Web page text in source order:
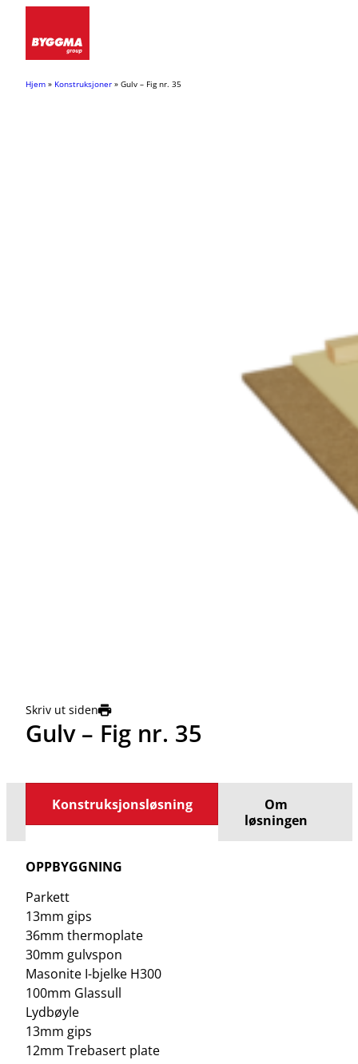
innhold
Hjem » Konstruksjoner » Gulv – Fig nr. 35
Gulv – Fig nr. 35
Skriv ut siden
Konstruksjonsløsning
Om
løsningen
OPPBYGGNING
Parkett
13mm gips
36mm thermoplate
30mm gulvspon
Masonite I-bjelke H300
100mm Glassull
Lydbøyle
13mm gips
12mm Trebasert plate